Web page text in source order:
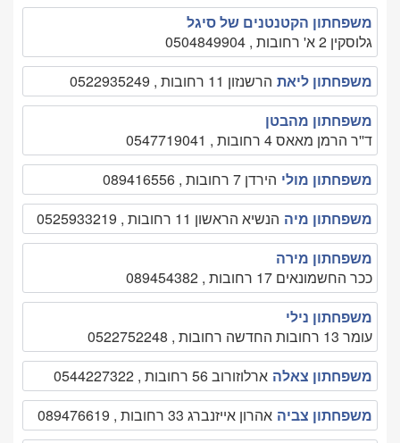
משפחתון הקטנטנים של סיגל
גלוסקין 2 א' רחובות , 0504849904
משפחתון ליאת הרשנזון 11 רחובות , 0522935249
משפחתון מהבטן
ד''ר הרמן מאאס 4 רחובות , 0547719041
משפחתון מולי הירדן 7 רחובות , 089416556
משפחתון מיה הנשיא הראשון 11 רחובות , 0525933219
משפחתון מירה
ככר החשמונאים 17 רחובות , 089454382
משפחתון נילי
עומר 13 רחובות החדשה רחובות , 0522752248
משפחתון צאלה ארלוזורוב 56 רחובות , 0544227322
משפחתון צביה אהרון אייזנברג 33 רחובות , 089476619